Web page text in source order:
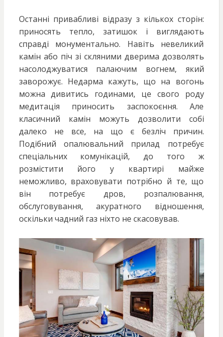
Останні привабливі відразу з кількох сторін:
приносять тепло, затишок і виглядають
справді монументально. Навіть невеликий
камін або піч зі скляними дверима дозволять
насолоджуватися палаючим вогнем, який
заворожує. Недарма кажуть, що на вогонь
можна дивитись годинами, це свого роду
медитація приносить заспокоєння. Але
класичний камін можуть дозволити собі
далеко не все, на що є безліч причин.
Подібний опалювальний прилад потребує
спеціальних комунікацій, до того ж
розмістити його у квартирі майже
неможливо, враховувати потрібно й те, що
він потребує дров, розпалювання,
обслуговування, акуратного відношення,
оскільки чадний газ ніхто не скасовував.